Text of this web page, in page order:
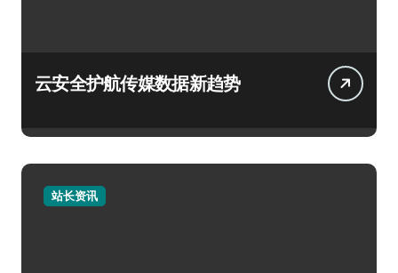
云安全护航传媒数据新趋势
站长资讯